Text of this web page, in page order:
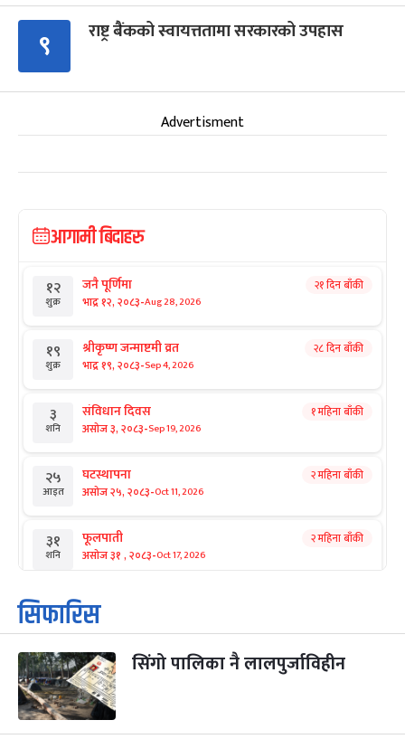
९ राष्ट्र बैंकको स्वायत्ततामा सरकारको उपहास
Advertisment
आगामी बिदाहरु
१२
शुक्र
जनै पूर्णिमा
भाद्र १२, २०८३-Aug 28, 2026
२१ दिन बाँकी
१९
शुक्र
श्रीकृष्ण जन्माष्टमी व्रत
भाद्र १९, २०८३-Sep 4, 2026
२८ दिन बाँकी
३
शनि
संविधान दिवस
असोज ३, २०८३-Sep 19, 2026
१ महिना बाँकी
२५
आइत
घटस्थापना
असोज २५, २०८३-Oct 11, 2026
२ महिना बाँकी
३१
शनि
फूलपाती
असोज ३१ , २०८३-Oct 17, 2026
२ महिना बाँकी
१
आइत
कार्तिक सङ्क्रान्ति
कार्तिक १, २०८३
३
मंगल
महानवमी
कार्तिक ३, २०८३
२ महिना बाँकी
४
सिफारिस
सिंगो पालिका नै लालपुर्जाविहीन